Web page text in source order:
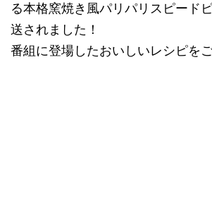
る本格窯焼き風パリパリスピード
送されました！
番組に登場したおいしいレシピを